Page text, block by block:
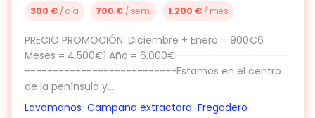
300 € / día 700 € / sem. 1.200 € / mes
PRECIO PROMOCIÓN: Diciembre + Enero = 900€6
Meses = 4.500€1 Año = 6.000€--------------------
---------------------------Estamos en el centro
de la península y...
Lavamanos Campana extractora Fregadero